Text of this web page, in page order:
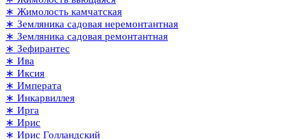
∗ Жимолость камчатская
∗ Земляника садовая неремонтантная
∗ Земляника садовая ремонтантная
∗ Зефирантес
∗ Ива
∗ Иксия
∗ Императа
∗ Инкарвиллея
∗ Ирга
∗ Ирис
∗ Ирис Голландский